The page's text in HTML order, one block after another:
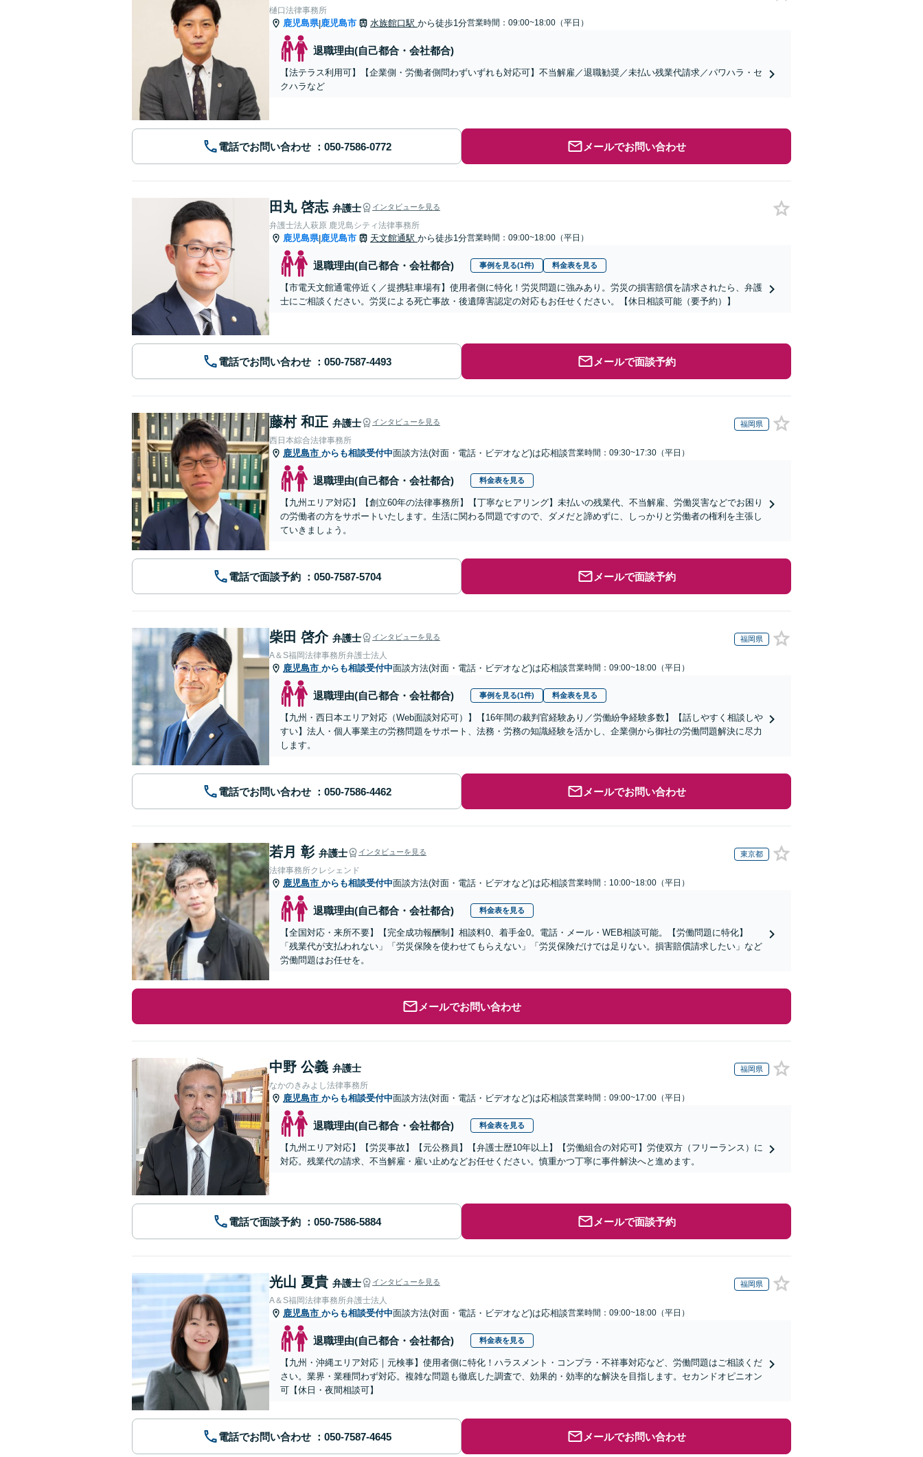
樋口法律事務所
鹿児島県|鹿児島市 水族館口駅 から徒歩1分営業時間：09:00~18:00（平日）
退職理由(自己都合・会社都合)
【法テラス利用可】【企業側・労働者側問わずいずれも対応可】不当解雇／退職勧奨／未払い残業代請求／パワハラ・セ
クハラなど
電話でお問い合わせ メールでお問い合わせ
田丸 啓志 弁護士 インタビューを見る
弁護士法人萩原 鹿児島シティ法律事務所
鹿児島県|鹿児島市 天文館通駅 から徒歩1分営業時間：09:00~18:00（平日）
退職理由(自己都合・会社都合) 事例を見る(1件) 料金表を見る
【市電天文館通電停近く／提携駐車場有】使用者側に特化！労災問題に強みあり。労災の損害賠償を請求されたら、弁護
士にご相談ください。労災による死亡事故・後遺障害認定の対応もお任せください。【休日相談可能（要予約）】
電話でお問い合わせ メールで面談予約
藤村 和正 弁護士 インタビューを見る 福岡県
西日本綜合法律事務所
鹿児島市 からも相談受付中面談方法(対面・電話・ビデオなど)は応相談営業時間：09:30~17:30（平日）
退職理由(自己都合・会社都合) 料金表を見る
【九州エリア対応】【創立60年の法律事務所】【丁寧なヒアリング】未払いの残業代、不当解雇、労働災害などでお困り
の労働者の方をサポートいたします。生活に関わる問題ですので、ダメだと諦めずに、しっかりと労働者の権利を主張し
ていきましょう。
電話で面談予約 メールで面談予約
柴田 啓介 弁護士 インタビューを見る 福岡県
A＆S福岡法律事務所弁護士法人
鹿児島市 からも相談受付中面談方法(対面・電話・ビデオなど)は応相談営業時間：09:00~18:00（平日）
退職理由(自己都合・会社都合) 事例を見る(1件) 料金表を見る
【九州・西日本エリア対応（Web面談対応可）】【16年間の裁判官経験あり／労働紛争経験多数】【話しやすく相談しや
すい】法人・個人事業主の労務問題をサポート、法務・労務の知識経験を活かし、企業側から御社の労働問題解決に尽力
します。
電話でお問い合わせ メールでお問い合わせ
若月 彰 弁護士 インタビューを見る 東京都
法律事務所クレシェンド
鹿児島市 からも相談受付中面談方法(対面・電話・ビデオなど)は応相談営業時間：10:00~18:00（平日）
退職理由(自己都合・会社都合) 料金表を見る
【全国対応・来所不要】【完全成功報酬制】相談料0、着手金0。電話・メール・WEB相談可能。【労働問題に特化】
「残業代が支払われない」「労災保険を使わせてもらえない」「労災保険だけでは足りない。損害賠償請求したい」など
労働問題はお任せを。
メールでお問い合わせ
中野 公義 弁護士 福岡県
なかのきみよし法律事務所
鹿児島市 からも相談受付中面談方法(対面・電話・ビデオなど)は応相談営業時間：09:00~17:00（平日）
退職理由(自己都合・会社都合) 料金表を見る
【九州エリア対応】【労災事故】【元公務員】【弁護士歴10年以上】【労働組合の対応可】労使双方（フリーランス）に
対応。残業代の請求、不当解雇・雇い止めなどお任せください。慎重かつ丁寧に事件解決へと進めます。
電話で面談予約 メールで面談予約
光山 夏貴 弁護士 インタビューを見る 福岡県
A＆S福岡法律事務所弁護士法人
鹿児島市 からも相談受付中面談方法(対面・電話・ビデオなど)は応相談営業時間：09:00~18:00（平日）
退職理由(自己都合・会社都合) 料金表を見る
【九州・沖縄エリア対応｜元検事】使用者側に特化！ハラスメント・コンプラ・不祥事対応など、労働問題はご相談くだ
さい。業界・業種問わず対応。複雑な問題も徹底した調査で、効果的・効率的な解決を目指します。セカンドオピニオン
可【休日・夜間相談可】
電話でお問い合わせ メールでお問い合わせ